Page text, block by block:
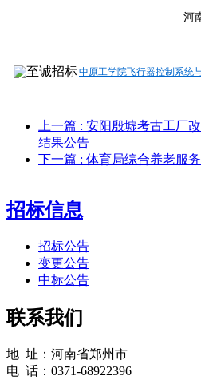
河
中原工学院飞行器控制系统
上一篇 : 安阳殷墟考古工厂
结果公告
下一篇 : 体育局综合养老服
招标信息
招标公告
变更公告
中标公告
联系我们
地 址：河南省郑州市
电 话：0371-68922396